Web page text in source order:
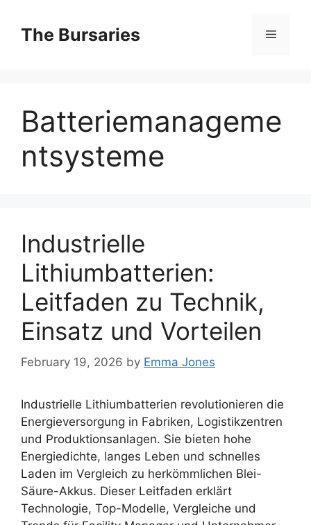
contentThe Bursaries Menu
Batteriemanageme
ntsysteme
Industrielle
Lithiumbatterien:
Leitfaden zu Technik,
Einsatz und Vorteilen
February 19, 2026 by Emma Jones
Industrielle Lithiumbatterien revolutionieren die
Energieversorgung in Fabriken, Logistikzentren
und Produktionsanlagen. Sie bieten hohe
Energiedichte, langes Leben und schnelles
Laden im Vergleich zu herkömmlichen Blei-
Säure-Akkus. Dieser Leitfaden erklärt
Technologie, Top-Modelle, Vergleiche und